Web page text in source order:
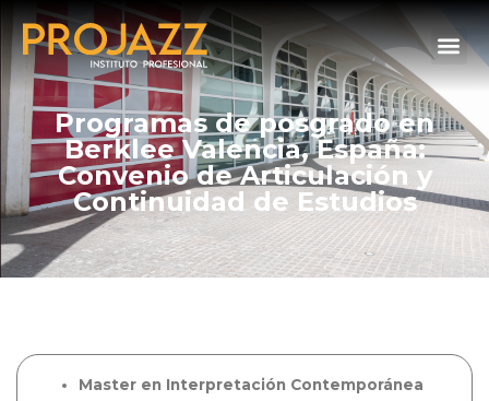
Programas de posgrado en
Berklee Valencia, España:
Convenio de Articulación y
Continuidad de Estudios
Master en Interpretación Contemporánea